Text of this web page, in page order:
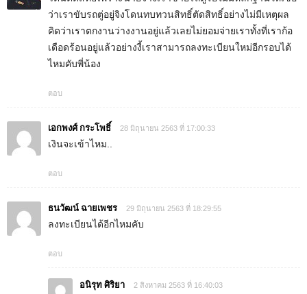
ว่าเราขับรถตู่อยู่จิงโดนทบทวนสิทธิ์ตัดสิทธิ์อย่างไม่มีเหตุผล
คิดว่าเราตกงานว่างงานอยู่แล้วเลยไม่ยอมจ่ายเราทั้งที่เราก้อ
เดือดร้อนอยู่แล้วอย่างงี้เราสามารถลงทะเบียนใหม่อีกรอบได้
ไหมคับพี่น้อง
ตอบ
เอกพงศ์ กระโพธิ์ 28 มิถุนายน 2563 ที่ 17:00:33
เงินจะเข้าไหม..
ตอบ
ธนวัฒน์ ฉายเพชร 29 มิถุนายน 2563 ที่ 18:29:55
ลงทะเบียนได้อีกไหมคับ
ตอบ
อนิรุท ศิริยา 2 สิงหาคม 2563 ที่ 16:40:03